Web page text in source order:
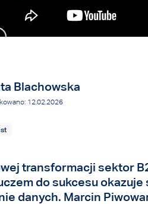
Blachowska
12.02.2026
transformacji sektor
do sukcesu
danych. Marcin